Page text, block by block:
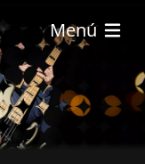
Menú